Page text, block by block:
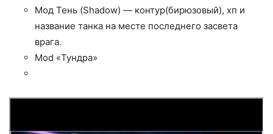
Мод Тень (Shadow) — контур(бирюзовый), хп и
название танка на месте последнего засвета
врага.
Mod «Тундра»